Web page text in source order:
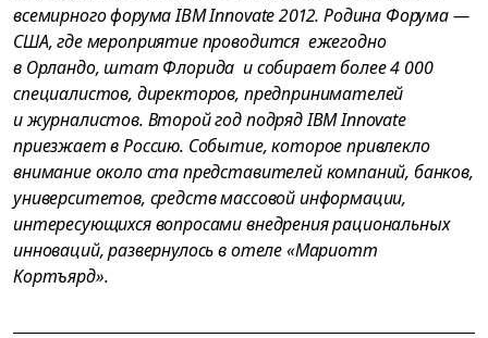
всемирного форума IBM Innovate 2012. Родина Форума —
США, где мероприятие проводится ежегодно
в Орландо, штат Флорида и собирает более 4 000
специалистов, директоров, предпринимателей
и журналистов. Второй год подряд IBM Innovate
приезжает в Россию. Событие, которое привлекло
внимание около ста представителей компаний, банков,
университетов, средств массовой информации,
интересующихся вопросами внедрения рациональных
инноваций, развернулось в отеле «Мариотт
Кортъярд».